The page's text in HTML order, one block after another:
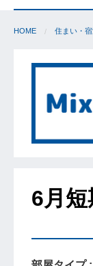
HOME 住まい・宿
6月